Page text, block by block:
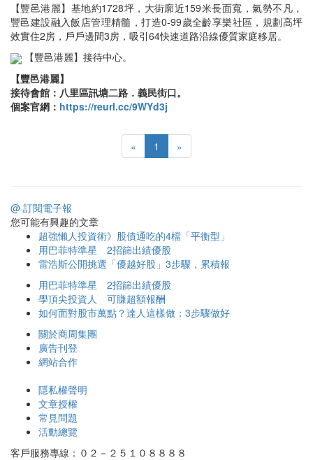
【豐邑港麗】基地約1728坪，大街廓近159米長面寬，氣勢不凡，
豐邑建設融入飯店管理精髓，打造0-99歲全齡享樂社區，規劃高坪
效實住2房，戶戶邊間3房，吸引64快速道路沿線優質家庭移居。
【豐邑港麗】接待中心。
【豐邑港麗】
接待會館：八里區訊塘二路．義民街口。
個案官網： https://reurl.cc/9WYd3j
« 1 »
@ 訂閱電子報
您可能有興趣的文章
超強懶人投資術》股債通吃的4檔「平衡型」
用巴菲特準星 2招篩出績優股
雷浩斯公開挑選「優越好股」3步驟，累積報
用巴菲特準星 2招篩出績優股
學頂尖投資人 可賺超額報酬
如何面對股市萬點？達人這樣做：3步驟做好
關於商周集團
廣告刊登
網站合作
隱私權聲明
文章授權
常見問題
活動總覽
客戶服務專線：０２－２５１０８８８８